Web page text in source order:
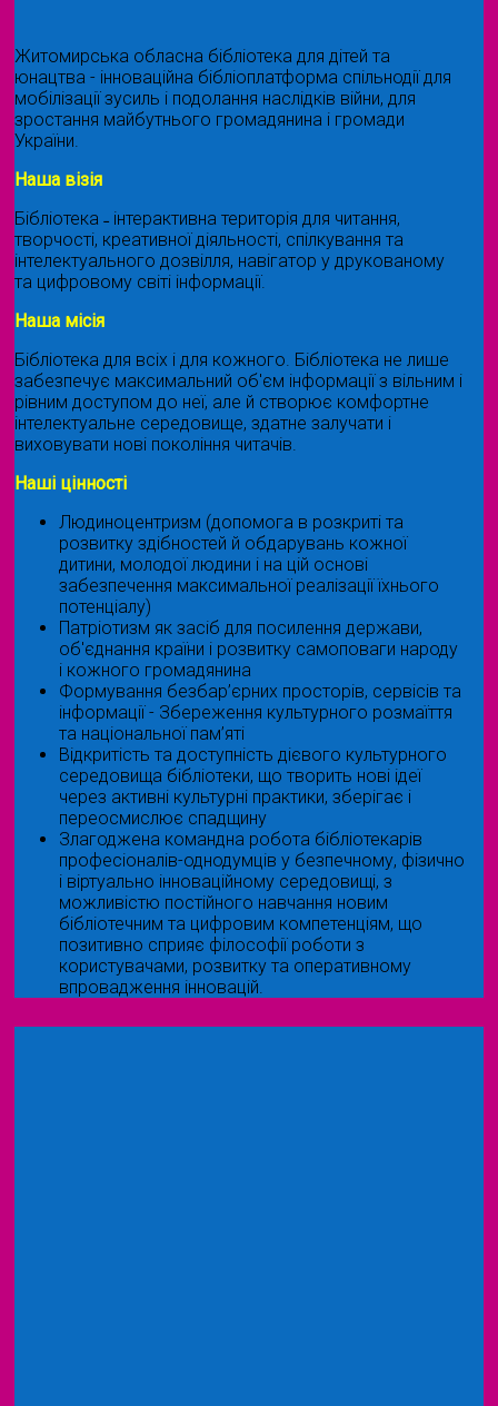
Житомирська обласна бібліотека для дітей та
юнацтва - інноваційна бібліоплатформа спільнодії для
мобілізації зусиль і подолання наслідків війни, для
зростання майбутнього громадянина і громади
України.
Наша візія
Бібліотека ˗ інтерактивна територія для читання,
творчості, креативної діяльності, спілкування та
інтелектуального дозвілля, навігатор у друкованому
та цифровому світі інформації.
Наша місія
Бібліотека для всіх і для кожного. Бібліотека не лише
забезпечує максимальний об'єм інформації з вільним і
рівним доступом до неї, але й створює комфортне
інтелектуальне середовище, здатне залучати і
виховувати нові покоління читачів.
Наші цінності
Людиноцентризм (допомога в розкриті та
розвитку здібностей й обдарувань кожної
дитини, молодої людини і на цій основі
забезпечення максимальної реалізації їхнього
потенціалу)
Патріотизм як засіб для посилення держави,
об'єднання країни і розвитку самоповаги народу
і кожного громадянина
Формування безбар’єрних просторів, сервісів та
інформації - Збереження культурного розмаїття
та національної пам’яті
Відкритість та доступність дієвого культурного
середовища бібліотеки, що творить нові ідеї
через активні культурні практики, зберігає і
переосмислює спадщину
Злагоджена командна робота бібліотекарів
професіоналів-однодумців у безпечному, фізично
і віртуально інноваційному середовищі, з
можливістю постійного навчання новим
бібліотечним та цифровим компетенціям, що
позитивно сприяє філософії роботи з
користувачами, розвитку та оперативному
впровадження інновацій.